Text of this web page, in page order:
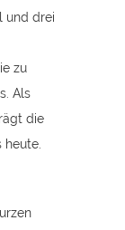
und drei
zu
Als
die